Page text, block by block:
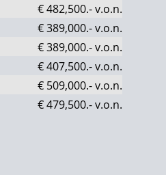
€ 482,500.-v.o.n.
€ 389,000.-v.o.n.
€ 389,000.-v.o.n.
€ 407,500.-v.o.n.
€ 509,000.-v.o.n.
€ 479,500.-v.o.n.